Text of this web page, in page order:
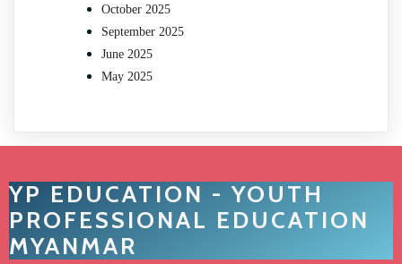
October 2025
September 2025
June 2025
May 2025
YP EDUCATION - YOUTH
PROFESSIONAL EDUCATION
MYANMAR